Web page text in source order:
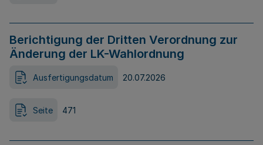
Berichtigung der Dritten Verordnung zur
Änderung der LK-Wahlordnung
Ausfertigungsdatum 20.07.2026
Seite 471